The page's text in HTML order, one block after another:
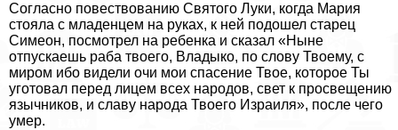
Согласно повествованию Святого Луки, когда Мария
стояла с младенцем на руках, к ней подошел старец
Симеон, посмотрел на ребенка и сказал «Ныне
отпускаешь paба твоего, Владыко, по слову Твоему, с
миром ибо видели очи мои спасение Твое, которое Ты
уготовал перед лицем всех народов, свет к просвещению
язычников, и славу народа Твоего Израиля», после чего
умер.